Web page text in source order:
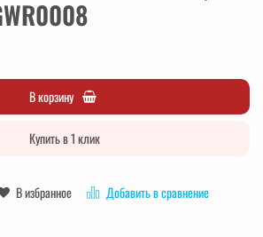
В избранное Добавить в сравнение
В корзину
Купить в 1 клик